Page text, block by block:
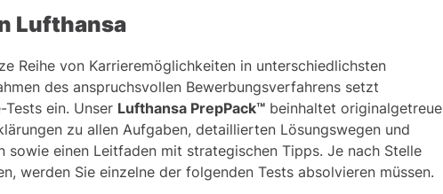
im Rechentest von Lufthansa schneller lösen können
ein!
den Online-Test bestehen
mit Lufthansa
Lufthansa
Reihe von Karrieremöglichkeiten in unterschiedlichsten
des anspruchsvollen Bewerbungsverfahrens setzt
ein. Unser Lufthansa PrepPack™ beinhaltet originalgetreue
zu allen Aufgaben, detaillierten Lösungswegen und
sowie einen Leitfaden mit strategischen Tipps. Je nach Stelle
werden Sie einzelne der folgenden Tests absolvieren müssen.